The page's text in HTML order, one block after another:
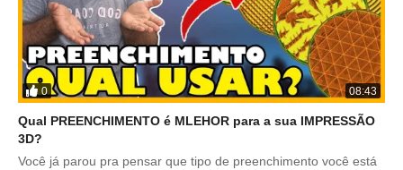
0 08:43
Qual PREENCHIMENTO é MLEHOR para a sua IMPRESSÃO
3D?
Você já parou pra pensar que tipo de preenchimento você está